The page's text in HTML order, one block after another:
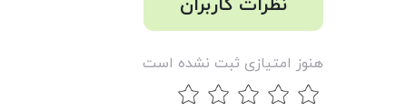
نظرات کاربران
هنوز امتیازی ثبت نشده است